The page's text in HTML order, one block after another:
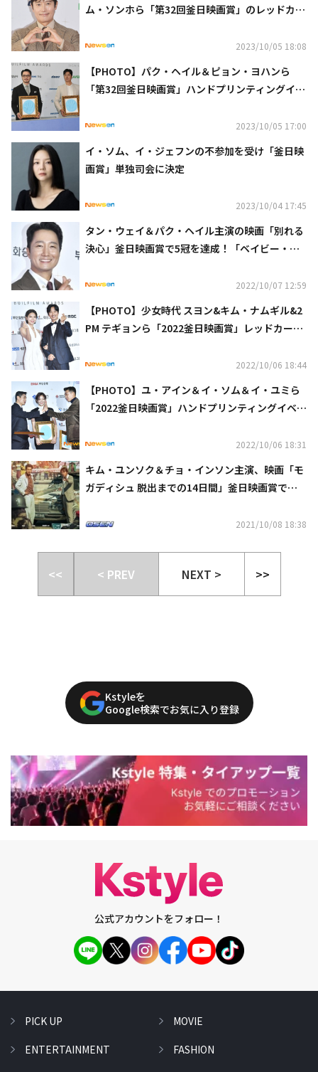
ム・ソンホら「第32回釜日映画賞」のレッドカー
2023/10/05 18:08
【PHOTO】パク・ヘイル＆ピョン・ヨハンら
「第32回釜日映画賞」ハンドプリンティングイベ
2023/10/05 17:00
イ・ソム、イ・ジェフンの不参加を受け「釜日映
画賞」単独司会に決定
2023/10/04 17:45
タン・ウェイ＆パク・ヘイル主演の映画「別れる
決心」釜日映画賞で5冠を達成！「ベイビー・ブ
2022/10/07 12:59
【PHOTO】少女時代 スヨン&キム・ナムギル&2
PM テギョンら「2022釜日映画賞」レッドカーペ
2022/10/06 18:44
【PHOTO】ユ・アイン＆イ・ソム＆イ・ユミら
「2022釜日映画賞」ハンドプリンティングイベン
2022/10/06 18:31
キム・ユンソク＆チョ・インソン主演、映画「モ
ガディシュ 脱出までの14日間」釜日映画賞で最
2021/10/08 18:38
<< < PREV NEXT > >>
Kstyleを
Google検索でお気に入り登録
公式アカウントをフォロー！
PICK UP
ENTERTAINMENT
MOVIE
FASHION